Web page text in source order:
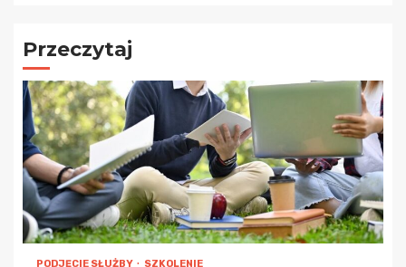
Przeczytaj
PODJĘCIE SŁUŻBY SZKOLENIE